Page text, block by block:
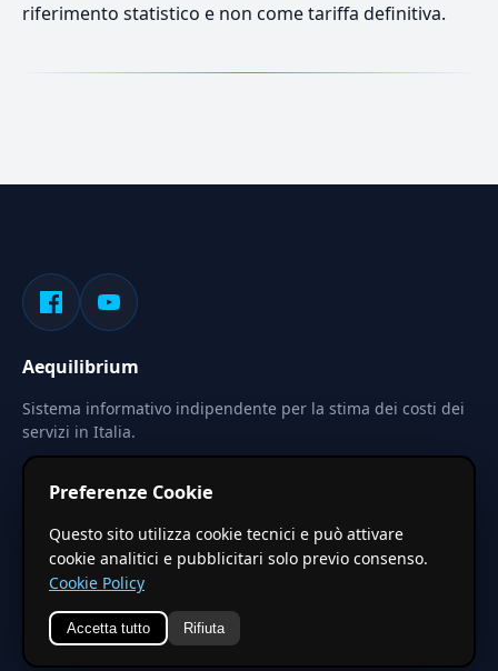
riferimento statistico e non come tariffa definitiva.
Aequilibrium
Sistema informativo indipendente per la stima dei costi dei
servizi in Italia.
Le stime pubblicate sono calcolate tramite coefficienti
territoriali regionali applicati a valori base nazionali. Non
costituiscono preventivo ufficiale.
© 2026 Aequilibrium — Un progetto di vxd.mobi
Preferenze Cookie
Questo sito utilizza cookie tecnici e può attivare
cookie analitici e pubblicitari solo previo consenso.
Cookie Policy
Accetta tutto Rifiuta